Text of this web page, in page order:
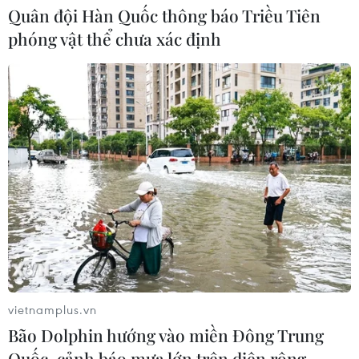
CƠ QUAN CHỦ QUẢN: THÔNG TẤN XÃ VIỆT NAM
Tổng Biên tập: TRẦN TIẾN DUẨN
Phó Tổng Biên tập: NGUYỄN THỊ TÁM, KHÚC THANH
THỦY
Sở hữu trí tuệ
Quy định sử dụng
RSS
Hỗ trợ
Ngôn ngữ
TTXVN
Dịch vụ tin
Quảng cáo
Liên hệ
Quân đội Hàn Quốc thông báo Triều Tiên
phóng vật thể chưa xác định
vietnamplus.vn
Bão Dolphin hướng vào miền Đông Trung